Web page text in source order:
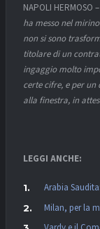
NAPOLI HERMOSO
ha messo nel
non si sono
titolare di un
ingaggio molto
certe cifre, e per
alla finestra, in
LEGGI ANCHE:
Arabia
Milan, per la